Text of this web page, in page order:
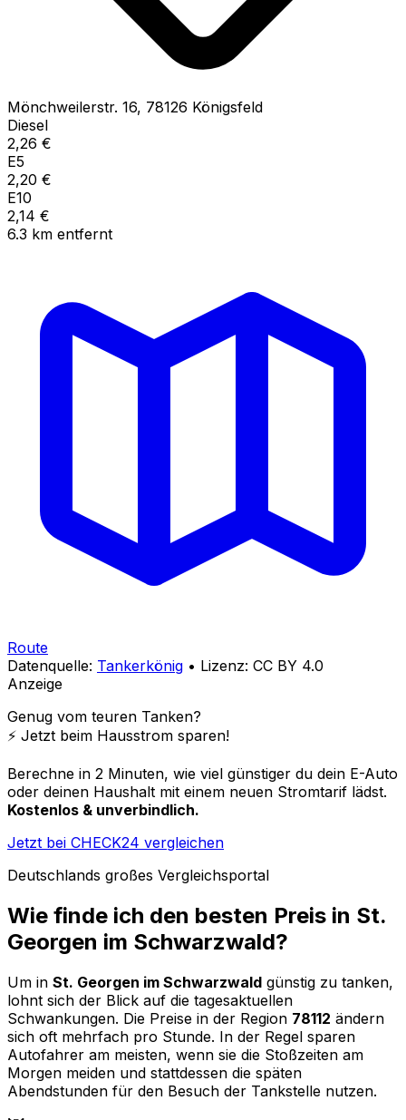
Mönchweilerstr. 16, 78126 Königsfeld
Diesel
2,26 €
E5
2,20 €
E10
2,14 €
6.3 km entfernt
Route
Datenquelle: Tankerkönig • Lizenz: CC BY 4.0
Anzeige
Genug vom teuren Tanken?
⚡️ Jetzt beim Hausstrom sparen!
Berechne in 2 Minuten, wie viel günstiger du dein E-Auto
oder deinen Haushalt mit einem neuen Stromtarif lädst.
Kostenlos & unverbindlich.
Jetzt bei CHECK24 vergleichen
Deutschlands großes Vergleichsportal
Wie finde ich den besten Preis in St.
Georgen im Schwarzwald?
Um in St. Georgen im Schwarzwald günstig zu tanken,
lohnt sich der Blick auf die tagesaktuellen
Schwankungen. Die Preise in der Region 78112 ändern
sich oft mehrfach pro Stunde. In der Regel sparen
Autofahrer am meisten, wenn sie die Stoßzeiten am
Morgen meiden und stattdessen die späten
Abendstunden für den Besuch der Tankstelle nutzen.